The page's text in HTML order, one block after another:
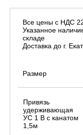
Все цены с НДС
Указанное
складе
Доставка до г.
Размер
Привязь
удерживающая
УС 1 В с канатом
1,5м